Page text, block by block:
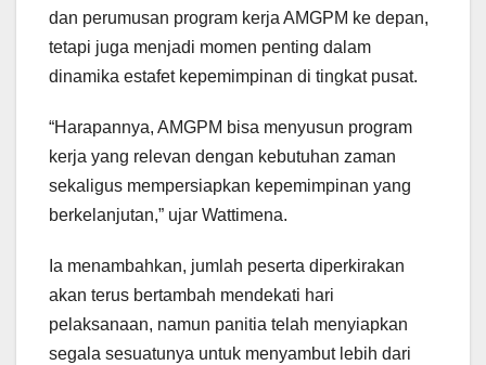
dan perumusan program kerja AMGPM ke depan,
tetapi juga menjadi momen penting dalam
dinamika estafet kepemimpinan di tingkat pusat.
“Harapannya, AMGPM bisa menyusun program
kerja yang relevan dengan kebutuhan zaman
sekaligus mempersiapkan kepemimpinan yang
berkelanjutan,” ujar Wattimena.
Ia menambahkan, jumlah peserta diperkirakan
akan terus bertambah mendekati hari
pelaksanaan, namun panitia telah menyiapkan
segala sesuatunya untuk menyambut lebih dari